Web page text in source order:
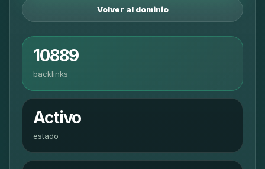
Volver al dominio
10889
backlinks
Activo
estado